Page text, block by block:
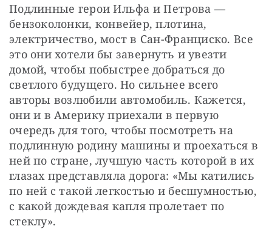
Подлинные герои Ильфа и Петрова —
бензоколонки, конвейер, плотина,
электричество, мост в Сан-Франциско. Все
это они хотели бы завернуть и увезти
домой, чтобы побыстрее добраться до
светлого будущего. Но сильнее всего
авторы возлюбили автомобиль. Кажется,
они и в Америку приехали в первую
очередь для того, чтобы посмотреть на
подлинную родину машины и проехаться в
ней по стране, лучшую часть которой в их
глазах представляла дорога: «Мы катились
по ней с такой легкостью и бесшумностью,
с какой дождевая капля пролетает по
стеклу».